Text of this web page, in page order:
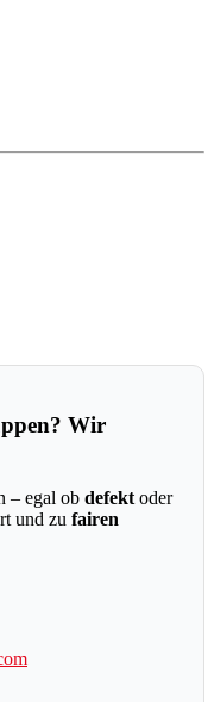
Wir
– egal ob defekt oder
und zu fairen